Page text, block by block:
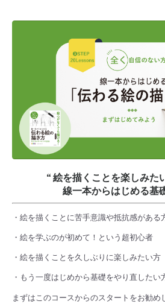
“ 絵を描くことを楽しみた
線一本からはじめる基
・絵を描くことに苦手意識や抵抗感がある
・絵を学ぶのが初めて！という超初心者
・絵を描くことを久しぶりに楽しみたい方
・もう一度はじめから基礎をやり直したい
まずはこのコースからのスタートをお勧め